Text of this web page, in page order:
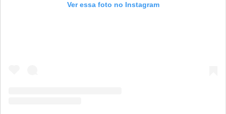
Ver essa foto no Instagram